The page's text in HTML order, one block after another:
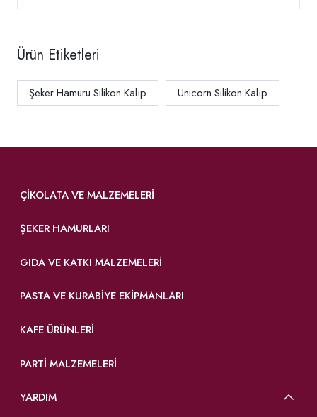
Ürün Etiketleri
Şeker Hamuru Silikon Kalıp Unicorn Silikon Kalıp
ÇIKOLATA VE MALZEMELERI
ŞEKER HAMURLARI
GIDA VE KATKI MALZEMELERI
PASTA VE KURABIYE EKIPMANLARI
KAFE ÜRÜNLERI
PARTI MALZEMELERI
YARDIM